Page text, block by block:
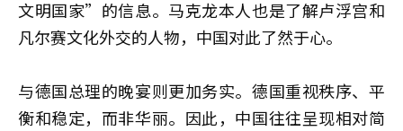
文明国家”的信息。马克龙本人也是了解卢浮宫和
凡尔赛文化外交的人物，中国对此了然于心。
与德国总理的晚宴则更加务实。德国重视秩序、平
衡和稳定，而非华丽。因此，中国往往呈现相对简